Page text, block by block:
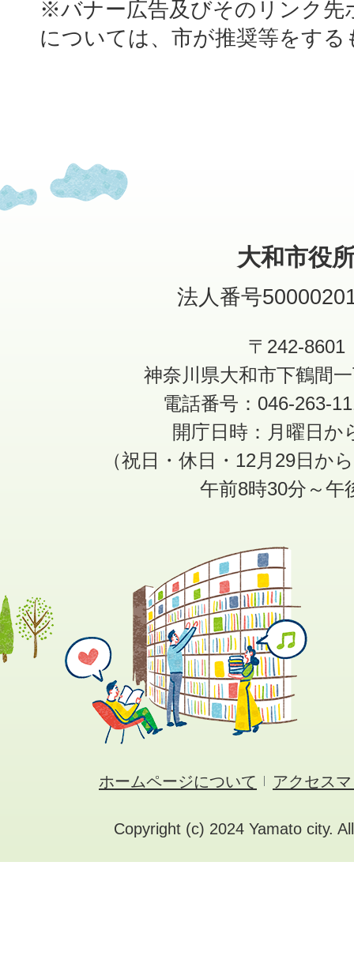
※バナー広告及びそのリンク先
については、市が推奨等をす
大和市役
法人番号
〒242-8601
神奈川県大和市下鶴間
電話番号：046-263-
開庁日時：月曜日か
（祝日・休日・12月29日か
午前8時30分～午
ホームページについて アクセス
Copyright (c) 2024 Yamato city.